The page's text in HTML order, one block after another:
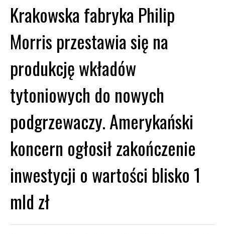
Krakowska fabryka Philip
Morris przestawia się na
produkcję wkładów
tytoniowych do nowych
podgrzewaczy. Amerykański
koncern ogłosił zakończenie
inwestycji o wartości blisko 1
mld zł